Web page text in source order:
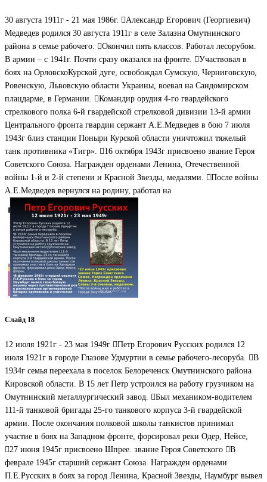
30 августа 1911г - 21 мая 1986г. Александр Егорович (Георгиевич)
Медведев родился 30 августа 1911г в селе Залазна Омутнинского
района в семье рабочего. Окончил пять классов. Работал лесорубом.
В армии – с 1941г. Почти сразу оказался на фронте. Участвовал в
боях на ОрловскоКурской дуге, освобождал Сумскую, Черниговскую,
Ровенскую, Львовскую области Украины, воевал на Сандомирском
плацдарме, в Германии. Командир орудия 4-го гвардейского
стрелкового полка 6-й гвардейской стрелковой дивизии 13-й армии
Центрального фронта гвардии сержант А.Е.Медведев в бою 7 июля
1943г близ станции Поныри Курской области уничтожил тяжелый
танк противника «Тигр». 16 октября 1943г присвоено звание Героя
Советского Союза. Награжден орденами Ленина, Отечественной
войны 1-й и 2-й степени и Красной Звезды, медалями. После войны
А.Е.Медведев вернулся на родину, работал на
Слайд 18
12 июля 1921г - 23 мая 1949г Петр Егорович Русских родился 12
июля 1921г в городе Глазове Удмуртии в семье рабочего-лесоруба. В
1934г семья переехала в поселок Белореченск Омутнинского района
Кировской области. В 15 лет Петр устроился на работу грузчиком на
Омутнинский металлургический завод. Был механиком-водителем
111-й танковой бригады 25-го танкового корпуса 3-й гвардейской
армии. После окончания полковой школы танкистов принимал
участие в боях на Западном фронте, форсировал реки Одер, Нейсе,
27 июня 1945г присвоено Шпрее. звание Героя Советского В
феврале 1945г старший сержант Союза. Награжден орденами
П.Е.Русских в боях за город Ленина, Красной Звезды, Наумбург вывел